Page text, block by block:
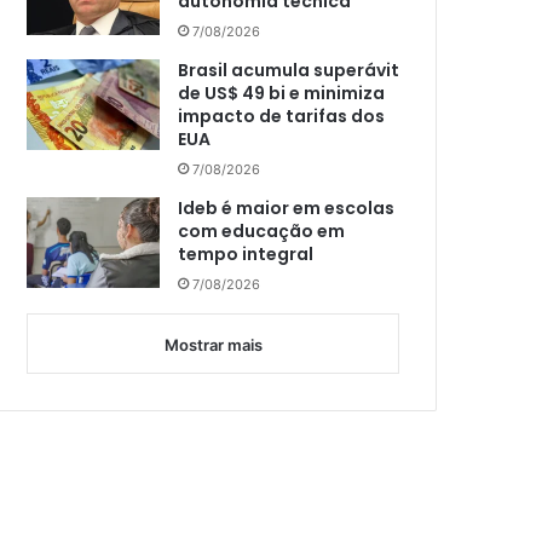
7/08/2026
Brasil acumula superávit
de US$ 49 bi e minimiza
impacto de tarifas dos
EUA
7/08/2026
Ideb é maior em escolas
com educação em
tempo integral
7/08/2026
Mostrar mais